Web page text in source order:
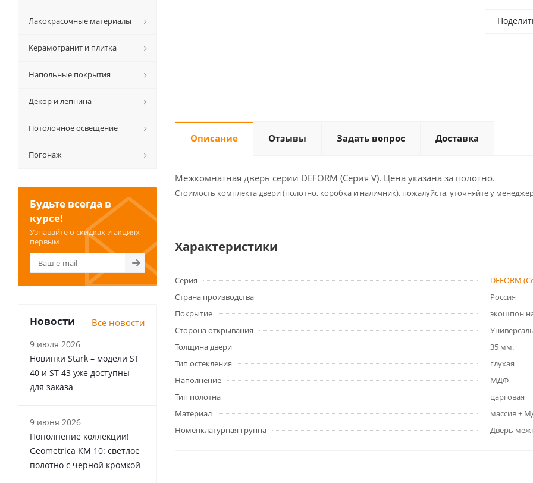
Описание Отзывы Задать вопрос Доставка
Межкомнатная дверь серии DEFORM (Серия V). Цена указана за полотно.
Cтоимость комплекта двери (полотно, коробка и наличник), пожалуйста, уточняйте у
Характеристики
Серия
DEFORM
Страна производства
Россия
Покрытие
экошпон
Сторона открывания
Толщина двери
35 мм.
Тип остекления
глухая
Наполнение
МДФ
Тип полотна
царговая
Материал
массив +
Номенклатурная группа
Дверь
Лакокрасочные материалы
Керамогранит и плитка
Напольные покрытия
Декор и лепнина
Потолочное освещение
Погонаж
Будьте всегда в
курсе!
Узнавайте о скидках и акциях
первым
Новости Все новости
9 июля 2026
Новинки Stark – модели ST
40 и ST 43 уже доступны
для заказа
9 июня 2026
Пополнение коллекции!
Geometrica KM 10: светлое
полотно с черной кромкой